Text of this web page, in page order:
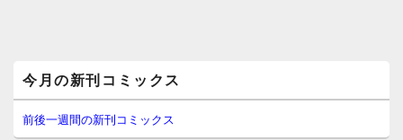
イ
ン
サ
イ
今月の新刊コミックス
前後一週間の新刊コミックス